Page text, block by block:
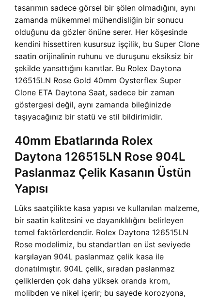
tasarımın sadece görsel bir şölen olmadığını, aynı
zamanda mükemmel mühendisliğin bir sonucu
olduğunu da gözler önüne serer. Her köşesinde
kendini hissettiren kusursuz işçilik, bu Super Clone
saatin orijinalinin ruhunu ve duruşunu eksiksiz bir
şekilde yansıttığını kanıtlar. Bu Rolex Daytona
126515LN Rose Gold 40mm Oysterflex Super
Clone ETA Daytona Saat, sadece bir zaman
göstergesi değil, aynı zamanda bileğinizde
taşıyacağınız bir statü ve stil bildirimidir.
40mm Ebatlarında Rolex
Daytona 126515LN Rose 904L
Paslanmaz Çelik Kasanın Üstün
Yapısı
Lüks saatçilikte kasa yapısı ve kullanılan malzeme,
bir saatin kalitesini ve dayanıklılığını belirleyen
temel faktörlerdendir. Rolex Daytona 126515LN
Rose modelimiz, bu standartları en üst seviyede
karşılayan 904L paslanmaz çelik kasa ile
donatılmıştır. 904L çelik, sıradan paslanmaz
çeliklerden çok daha yüksek oranda krom,
molibden ve nikel içerir; bu sayede korozyona,